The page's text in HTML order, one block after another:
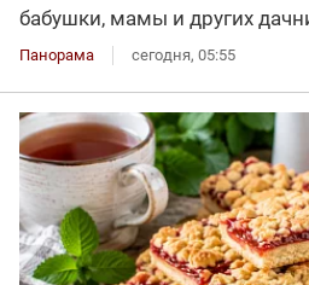
бабушки, мамы и других
Панорама сегодня, 05:55